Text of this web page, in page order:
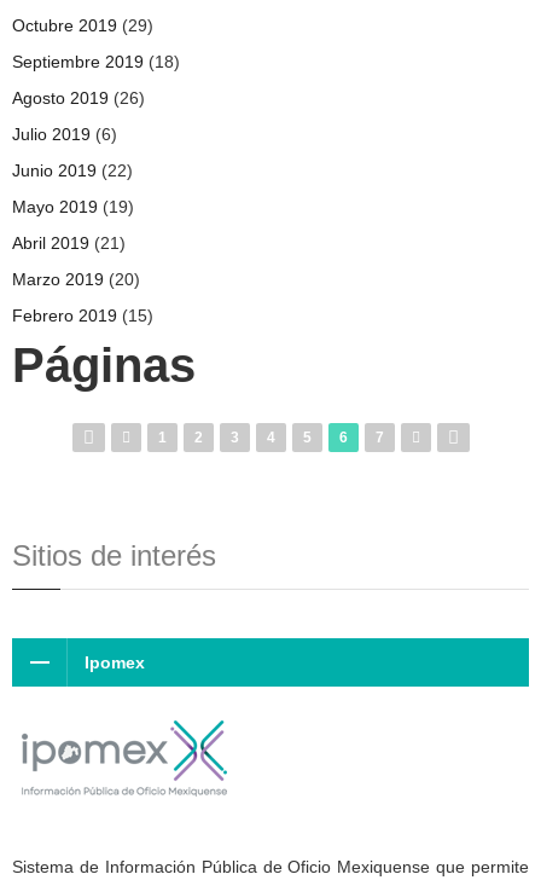
Octubre 2019 (29)
Septiembre 2019 (18)
Agosto 2019 (26)
Julio 2019 (6)
Junio 2019 (22)
Mayo 2019 (19)
Abril 2019 (21)
Marzo 2019 (20)
Febrero 2019 (15)
Páginas
1 2 3 4 5 6 7
Sitios de interés
Ipomex
Sistema de Información Pública de Oficio Mexiquense que permite